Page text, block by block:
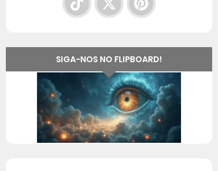
SIGA-NOS NO FLIPBOARD!